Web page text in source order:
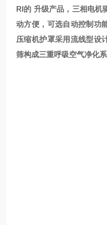
RI的 升级产品，三相电机
动方便，可选自动控制功
压缩机护罩采用流线型设
筛构成三重呼吸空气净化